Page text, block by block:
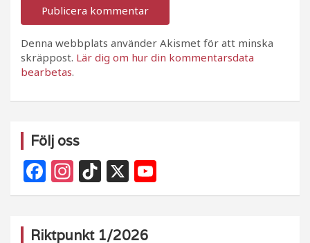
Denna webbplats använder Akismet för att minska
skräppost. Lär dig om hur din kommentarsdata
bearbetas.
Följ oss
F
a
In
st
Ti
k
X
o
Riktpunkt 1/2026